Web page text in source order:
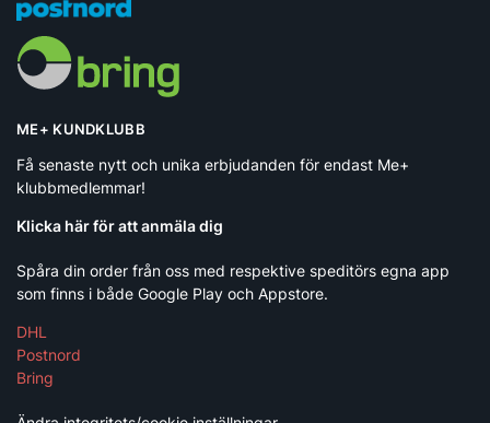
ME+ KUNDKLUBB
Få senaste nytt och unika erbjudanden för endast Me+
klubbmedlemmar!
Klicka här för att anmäla dig
Spåra din order från oss med respektive speditörs egna app
som finns i både Google Play och Appstore.
DHL
Postnord
Bring